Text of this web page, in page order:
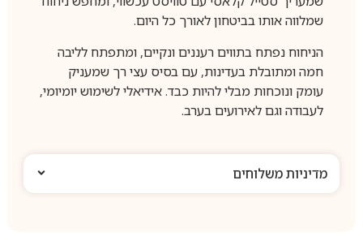
שמלווה אותו בביטחון לאורך כל היום.
הניחוח נפתח בתווים רעננים ונקיים, ומתפתח לליבה
חמה ומתובלת בעדינות, עם בסיס עצי רך שמעניק
עומק ונוכחות מבלי להיות כבד. אידיאלי לשימוש יומיומי,
לעבודה וגם לאירועים בערב.
מדיניות משלוחים